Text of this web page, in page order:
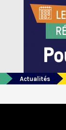
Actualités